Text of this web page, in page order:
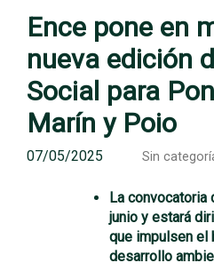
Ence pone en
nueva edición
Social para
Marín y Poio
07/05/2025 Sin
La convocatoria
junio y estará
que impulsen el
desarrollo